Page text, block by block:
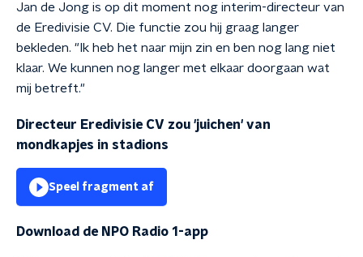
Jan de Jong is op dit moment nog interim-directeur van
de Eredivisie CV. Die functie zou hij graag langer
bekleden. "Ik heb het naar mijn zin en ben nog lang niet
klaar. We kunnen nog langer met elkaar doorgaan wat
mij betreft."
Directeur Eredivisie CV zou 'juichen' van
mondkapjes in stadions
Speel fragment af
Download de NPO Radio 1-app